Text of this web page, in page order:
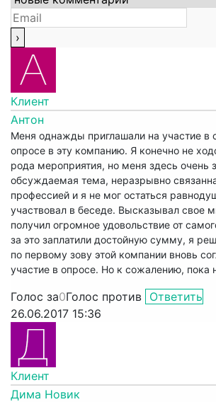
Клиент
Антон
Меня однажды приглашали на участие в
опросе в эту компанию. Я конечно не
рода мероприятия, но меня здесь очень
обсуждаемая тема, неразрывно
профессией и я не мог остаться
участвовал в беседе. Высказывал свое
получил огромное удовольствие от
за это заплатили достойную сумму, я
по первому зову этой компании вновь
участие в опросе. Но к сожалению, пока
Голос за0Голос против Ответить
26.06.2017 15:36
Клиент
Дима Новик